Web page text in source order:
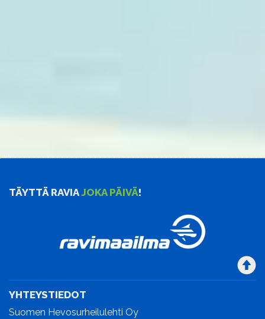
TÄYTTÄ RAVIAJOKA PÄIVÄ!
YHTEYSTIEDOT
Suomen Hevosurheilulehti Oy